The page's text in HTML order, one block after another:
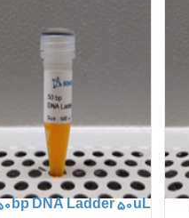
DNA Ladder 50uL